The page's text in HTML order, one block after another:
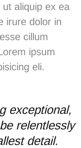
aliquip ex ea
irure dolor in
cillum
ipsum
eli.
exceptional,
relentlessly
detail.